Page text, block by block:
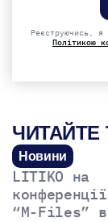
Реєструючись, я
Політикою
ЧИТАЙТЕ
Новини
LITIKO на
“M-Files” в